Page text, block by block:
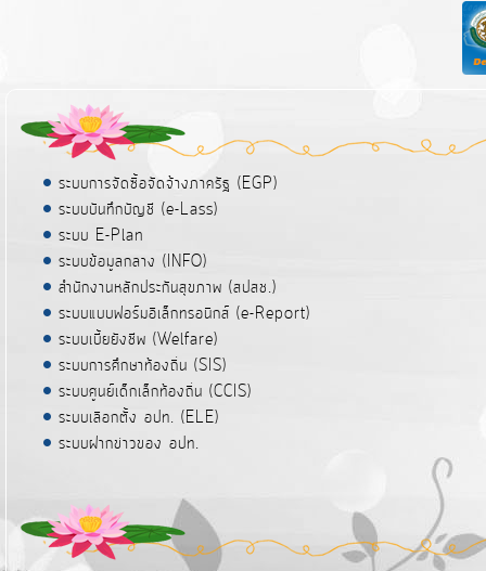
ระบบการจัดซื้อจัดจ้างภาครัฐ (EGP)
ระบบบันทึกบัญชี (e-Lass)
ระบบ E-Plan
ระบบข้อมูลกลาง (INFO)
สำนักงานหลักประกันสุขภาพ (สปสช.)
ระบบแบบฟอร์มอิเล็กทรอนิกส์ (e-Report)
ระบบเบี้ยยังชีพ (Welfare)
ระบบการศึกษาท้องถิ่น (SIS)
ระบบศูนย์เด็กเล็กท้องถิ่น (CCIS)
ระบบเลือกตั้ง อปท. (ELE)
ระบบฝากข่าวของ อปท.